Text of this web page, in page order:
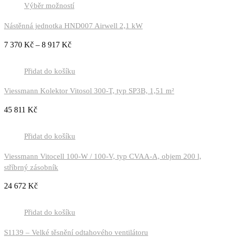
Výběr možností
Nástěnná jednotka HND007 Airwell 2,1 kW
7 370 Kč – 8 917 Kč
Přidat do košíku
Viessmann Kolektor Vitosol 300-T, typ SP3B, 1,51 m²
45 811 Kč
Přidat do košíku
Viessmann Vitocell 100-W / 100-V, typ CVAA-A, objem 200 l,
stříbrný zásobník
24 672 Kč
Přidat do košíku
S1139 – Velké těsnění odtahového ventilátoru